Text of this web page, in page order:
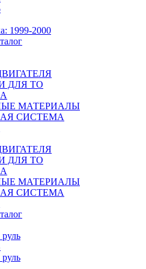
1999-2000
ДЛЯ ТО
МАТЕРИАЛЫ
СИСТЕМА
ДЛЯ ТО
МАТЕРИАЛЫ
СИСТЕМА